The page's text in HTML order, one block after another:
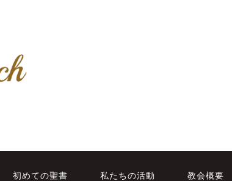
初めての聖書 私たちの活動 教会概要